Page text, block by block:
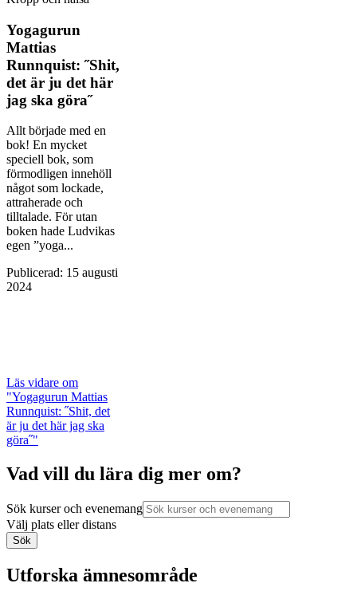
Yogagurun
Mattias
Runnquist: ˝Shit,
det är ju det här
jag ska göra˝
Allt började med en
bok! En mycket
speciell bok, som
förmodligen innehöll
något som lockade,
attraherade och
tilltalade. För utan
boken hade Ludvikas
egen ”yoga...
Publicerad: 15 augusti
2024
Läs vidare om
"Yogagurun Mattias
Runnquist: ˝Shit, det
är ju det här jag ska
göra˝"
Vad vill du lära dig mer om?
Sök kurser och evenemang
Välj plats eller distans
Sök
Utforska ämnesområde